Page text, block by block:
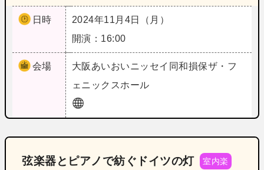
日時
2024年11月4日（月）
開演：16:00
会場 大阪 あいおいニッセイ同和損保ザ・フ
ェニックスホール
弦楽器とピアノで紡ぐドイツの灯 室内楽